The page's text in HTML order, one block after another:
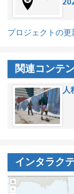
プロジェクトの
関連コンテ
人
インタラク